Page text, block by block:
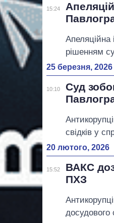
15:24
Апеляційна
рішенням
25 березня, 2026
10:10
Суд
свідків у
20 лютого, 2026
15:52
ВАКС
ПХЗ
досудового